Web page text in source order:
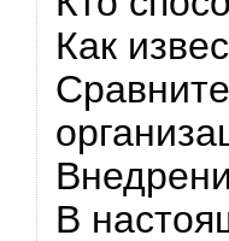
Как
В